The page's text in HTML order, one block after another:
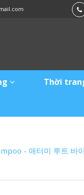
Thời
- 애터미 루트 바